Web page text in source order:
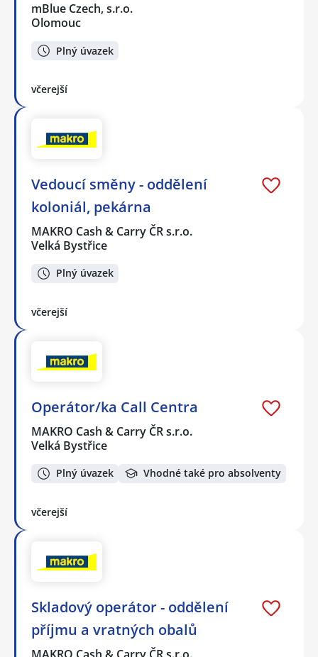
mBlue Czech, s.r.o.
Olomouc
Plný úvazek
včerejší
Vedoucí směny - oddělení
koloniál, pekárna
MAKRO Cash & Carry ČR s.r.o.
Velká Bystřice
Plný úvazek
včerejší
Operátor/ka Call Centra
MAKRO Cash & Carry ČR s.r.o.
Velká Bystřice
Plný úvazek Vhodné také pro absolventy
včerejší
Skladový operátor - oddělení
příjmu a vratných obalů